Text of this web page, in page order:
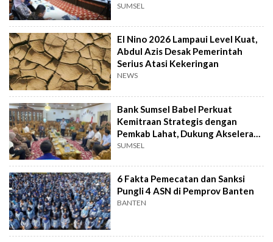
SUMSEL
El Nino 2026 Lampaui Level Kuat,
Abdul Azis Desak Pemerintah
Serius Atasi Kekeringan
NEWS
Bank Sumsel Babel Perkuat
Kemitraan Strategis dengan
Pemkab Lahat, Dukung Akselerasi
Ekonomi Daerah
SUMSEL
6 Fakta Pemecatan dan Sanksi
Pungli 4 ASN di Pemprov Banten
BANTEN